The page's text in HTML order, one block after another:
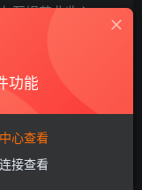
互娱营业收入
亿元，同比
49.77%；基本每
功能
心查看
接查看